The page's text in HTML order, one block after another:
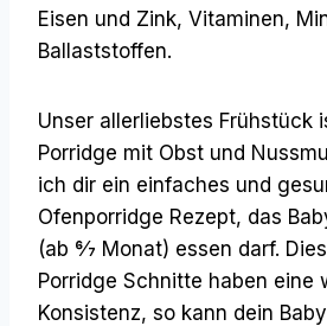
Eisen und Zink, Vitaminen,
Ballaststoffen.
Unser allerliebstes Frühstück
Porridge mit Obst und
ich dir ein einfaches und
Ofenporridge Rezept, das
(ab 6⁄7 Monat) essen darf.
Porridge Schnitte haben eine
Konsistenz, so kann dein